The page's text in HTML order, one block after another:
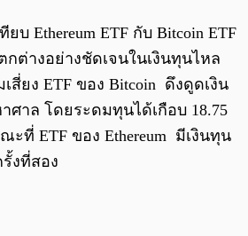
บ Ethereum ETF กับ Bitcoin ETF
กต่างอย่างชัดเจนในเงินทุนไหล
สี่ยง ETF ของ Bitcoin ดึงดูดเงิน
ศาล โดยระดมทุนได้เกือบ 18.75
ที่ ETF ของ Ethereum มีเงินทุน
งที่สอง